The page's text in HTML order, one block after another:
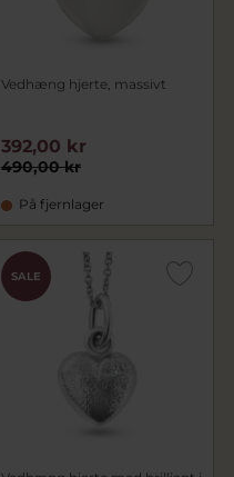
Vedhæng hjerte, massivt
490,00 kr
392,00 kr
På fjernlager
SALE